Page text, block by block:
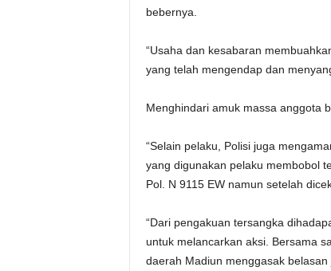
bebernya.
“Usaha dan kesabaran
yang telah mengendap dan
Menghindari amuk massa anggota
“Selain pelaku, Polisi juga
yang digunakan pelaku membobol
Pol. N 9115 EW namun setelah
“Dari pengakuan tersangka
untuk melancarkan aksi. Bersama
daerah Madiun menggasak